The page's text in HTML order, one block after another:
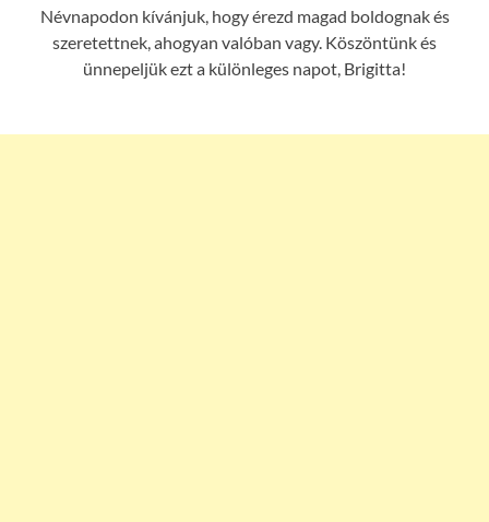
Névnapodon kívánjuk, hogy érezd magad boldognak és
szeretettnek, ahogyan valóban vagy. Köszöntünk és
ünnepeljük ezt a különleges napot, Brigitta!